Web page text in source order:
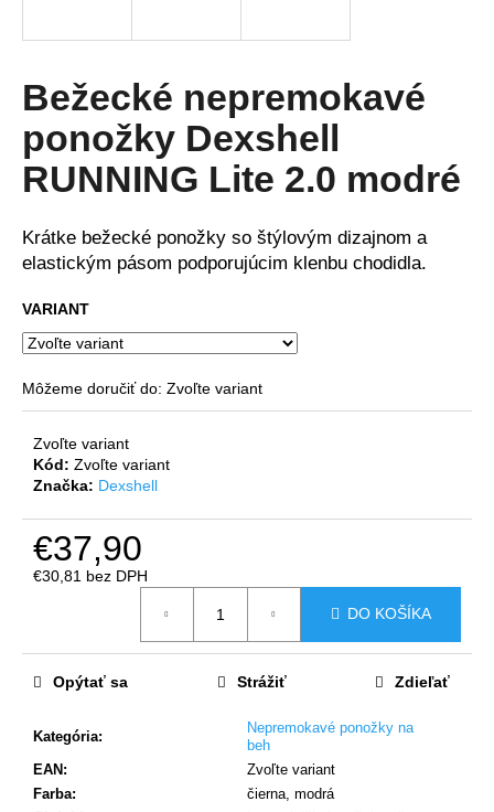
Bežecké nepremokavé
ponožky Dexshell
RUNNING Lite 2.0 modré
Krátke bežecké ponožky so štýlovým dizajnom a
elastickým pásom podporujúcim klenbu chodidla.
VARIANT
Môžeme doručiť do: Zvoľte variant
Zvoľte variant
Kód: Zvoľte variant
Značka: Dexshell
€37,90
€30,81 bez DPH
DO KOŠÍKA
Kategória:
Nepremokavé ponožky na
beh
EAN:
Zvoľte variant
Farba:
čierna, modrá
Opýtať sa Strážiť Zdieľať
s
ť
?
HĽADAŤ
O
p
ú
č
a
m
e